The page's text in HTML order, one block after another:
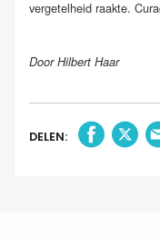
vergetelheid raakte.
Door Hilbert Haar
DELEN: